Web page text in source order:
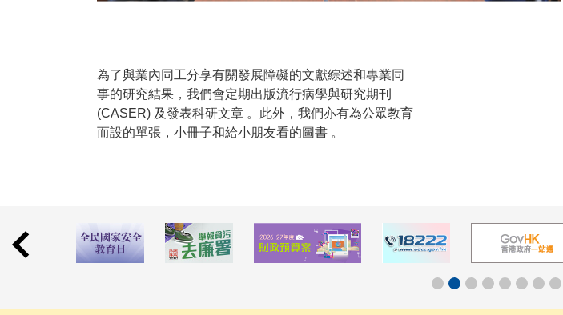
為了與業內同工分享有關發展障礙的文獻綜述和專業同
事的研究結果，我們會定期出版流行病學與研究期刊
(CASER) 及發表科研文章 。此外，我們亦有為公眾教育
而設的單張，小冊子和給小朋友看的圖書 。